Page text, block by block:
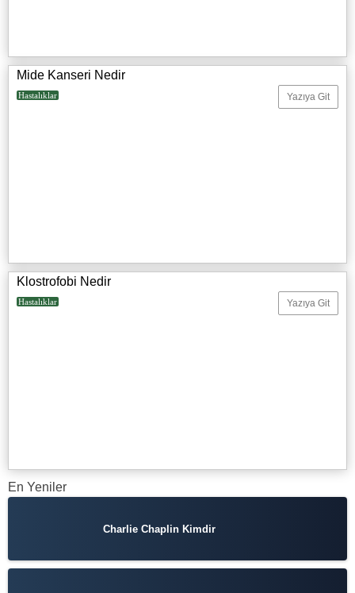
Mide Kanseri Nedir
Hastalıklar Yazıya Git
Klostrofobi Nedir
Hastalıklar Yazıya Git
En Yeniler
Charlie Chaplin Kimdir